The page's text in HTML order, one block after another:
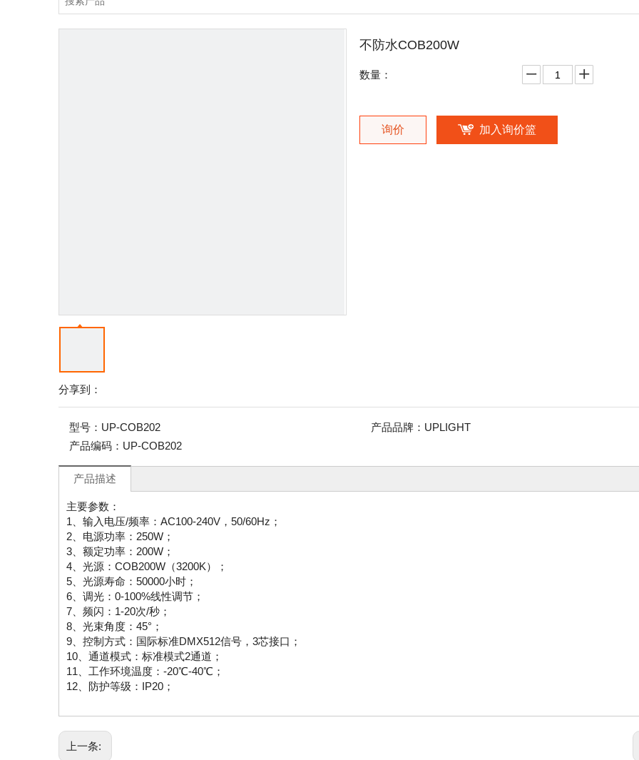
分享到：
不防水COB200W
数量：
询价 加入询价篮
型号： UP-COB202 产品品牌： UPLIGHT
产品编码： UP-COB202
产品描述
主要参数：
1、输入电压/频率：AC100-240V，50/60Hz；
2、电源功率：250W；
3、额定功率：200W；
4、光源：COB200W（3200K）；
5、光源寿命：50000小时；
6、调光：0-100%线性调节；
7、频闪：1-20次/秒；
8、光束角度：45°；
9、控制方式：国际标准DMX512信号，3芯接口；
10、通道模式：标准模式2通道；
11、工作环境温度：-20℃-40℃；
12、防护等级：IP20；
上一条: